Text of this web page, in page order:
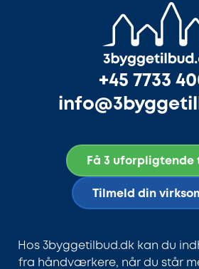
+45 7733
Få 3 uforpligtende
Tilmeld din
Hos 3byggetilbud.dk kan du
fra håndværkere, når du står